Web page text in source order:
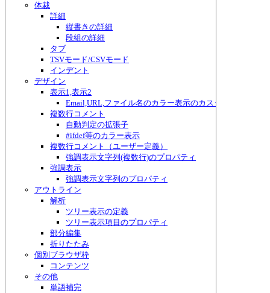
体裁
詳細
縦書きの詳細
段組の詳細
タブ
TSVモード/CSVモード
インデント
デザイン
表示1,表示2
Email,URL,ファイル名のカラー表示のカスタマイズ
複数行コメント
自動判定の拡張子
#ifdef等のカラー表示
複数行コメント（ユーザー定義）
強調表示文字列(複数行)のプロパティ
強調表示
強調表示文字列のプロパティ
アウトライン
解析
ツリー表示の定義
ツリー表示項目のプロパティ
部分編集
折りたたみ
個別ブラウザ枠
コンテンツ
その他
単語補完